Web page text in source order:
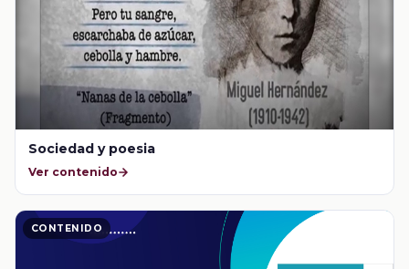
Sociedad y poesia
Ver contenido
CONTENIDO